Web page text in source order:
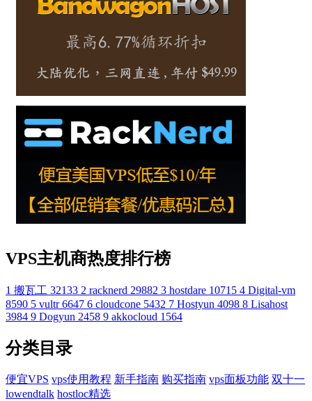
VPS主机商热度排行榜
1 搬瓦工 32133 2 racknerd 29882 3 hostdare 10715 4 Digital-vm
8590 5 vultr 6647 6 cloudcone 5432 7 Hostyun 4098 8 Lisahost
3984 9 Dogyun 2458 9 akkocloud 1564
分类目录
便宜VPS vps使用教程 新手指南 购买指南 vps面板功能 双十一
lowendtalk hostloc精选